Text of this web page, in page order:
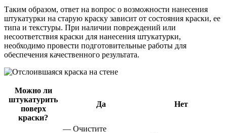
Таким образом, ответ на вопрос о возможности нанесения
штукатурки на старую краску зависит от состояния краски, ее
типа и текстуры. При наличии повреждений или
несоответствия краски для нанесения штукатурки,
необходимо провести подготовительные работы для
обеспечения качественного результата.
Можно ли
штукатурить
поверх
краски?
Да Нет
— Очистите